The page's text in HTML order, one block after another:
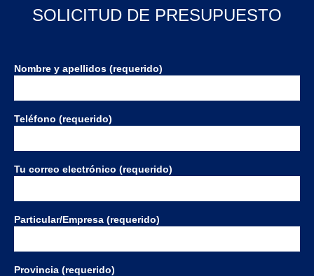
SOLICITUD DE PRESUPUESTO
Nombre y apellidos (requerido)
Teléfono (requerido)
Tu correo electrónico (requerido)
Particular/Empresa (requerido)
Provincia (requerido)